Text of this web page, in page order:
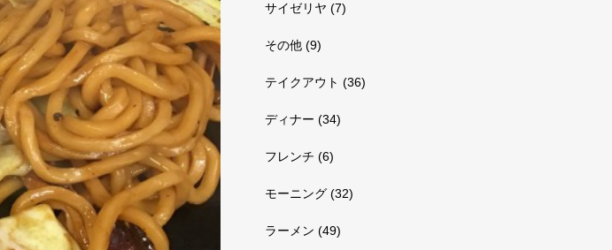
サイゼリヤ (7)
その他 (9)
テイクアウト (36)
ディナー (34)
フレンチ (6)
モーニング (32)
ラーメン (49)